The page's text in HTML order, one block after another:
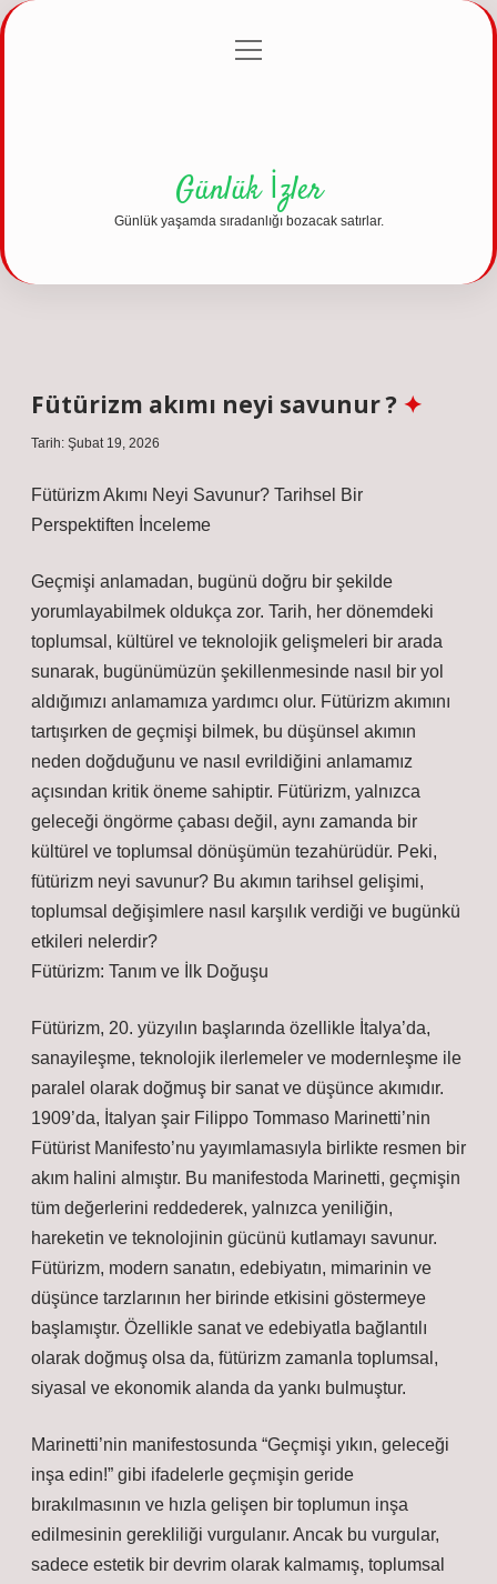
Gizlilik Politikası
menüyü
Günlük İzler
Günlük yaşamda sıradanlığı bozacak satırlar.
Fütürizm akımı neyi savunur ?
Tarih: Şubat 19, 2026
Fütürizm Akımı Neyi Savunur? Tarihsel Bir
Perspektiften İnceleme
Geçmişi anlamadan, bugünü doğru bir şekilde
yorumlayabilmek oldukça zor. Tarih, her dönemdeki
toplumsal, kültürel ve teknolojik gelişmeleri bir arada
sunarak, bugünümüzün şekillenmesinde nasıl bir yol
aldığımızı anlamamıza yardımcı olur. Fütürizm akımını
tartışırken de geçmişi bilmek, bu düşünsel akımın
neden doğduğunu ve nasıl evrildiğini anlamamız
açısından kritik öneme sahiptir. Fütürizm, yalnızca
geleceği öngörme çabası değil, aynı zamanda bir
kültürel ve toplumsal dönüşümün tezahürüdür. Peki,
fütürizm neyi savunur? Bu akımın tarihsel gelişimi,
toplumsal değişimlere nasıl karşılık verdiği ve bugünkü
etkileri nelerdir?
Fütürizm: Tanım ve İlk Doğuşu
Fütürizm, 20. yüzyılın başlarında özellikle İtalya’da,
sanayileşme, teknolojik ilerlemeler ve modernleşme ile
paralel olarak doğmuş bir sanat ve düşünce akımıdır.
1909’da, İtalyan şair Filippo Tommaso Marinetti’nin
Fütürist Manifesto’nu yayımlamasıyla birlikte resmen bir
akım halini almıştır. Bu manifestoda Marinetti, geçmişin
tüm değerlerini reddederek, yalnızca yeniliğin,
hareketin ve teknolojinin gücünü kutlamayı savunur.
Fütürizm, modern sanatın, edebiyatın, mimarinin ve
düşünce tarzlarının her birinde etkisini göstermeye
başlamıştır. Özellikle sanat ve edebiyatla bağlantılı
olarak doğmuş olsa da, fütürizm zamanla toplumsal,
siyasal ve ekonomik alanda da yankı bulmuştur.
Marinetti’nin manifestosunda “Geçmişi yıkın, geleceği
inşa edin!” gibi ifadelerle geçmişin geride
bırakılmasının ve hızla gelişen bir toplumun inşa
edilmesinin gerekliliği vurgulanır. Ancak bu vurgular,
sadece estetik bir devrim olarak kalmamış, toplumsal